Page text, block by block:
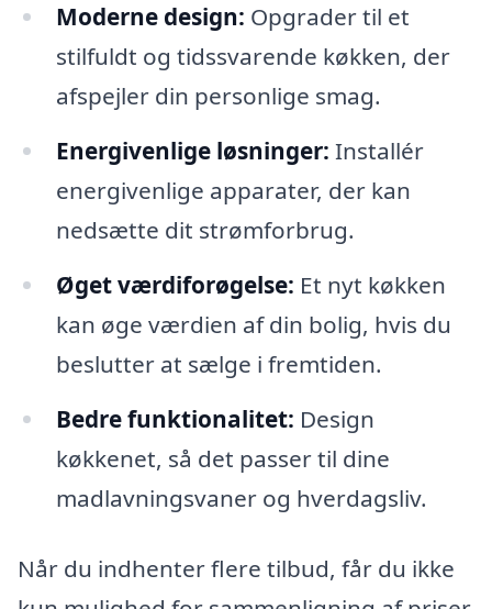
Moderne design: Opgrader til et
stilfuldt og tidssvarende køkken, der
afspejler din personlige smag.
Energivenlige løsninger: Installér
energivenlige apparater, der kan
nedsætte dit strømforbrug.
Øget værdiforøgelse: Et nyt køkken
kan øge værdien af din bolig, hvis du
beslutter at sælge i fremtiden.
Bedre funktionalitet: Design
køkkenet, så det passer til dine
madlavningsvaner og hverdagsliv.
Når du indhenter flere tilbud, får du ikke